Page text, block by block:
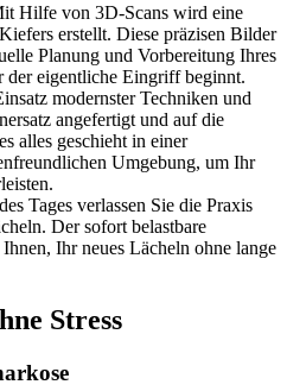
Hilfe von 3D-Scans wird eine
erstellt. Diese präzisen Bilder
Planung und Vorbereitung Ihres
der eigentliche Eingriff beginnt.
modernster Techniken und
angefertigt und auf die
alles geschieht in einer
Umgebung, um Ihr
Tages verlassen Sie die Praxis
Der sofort belastbare
Ihr neues Lächeln ohne lange
Stress